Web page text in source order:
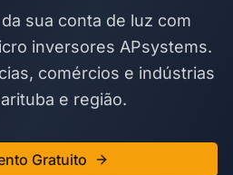
sua conta de luz com
inversores APsystems.
comércios e indústrias
e região.
Gratuito